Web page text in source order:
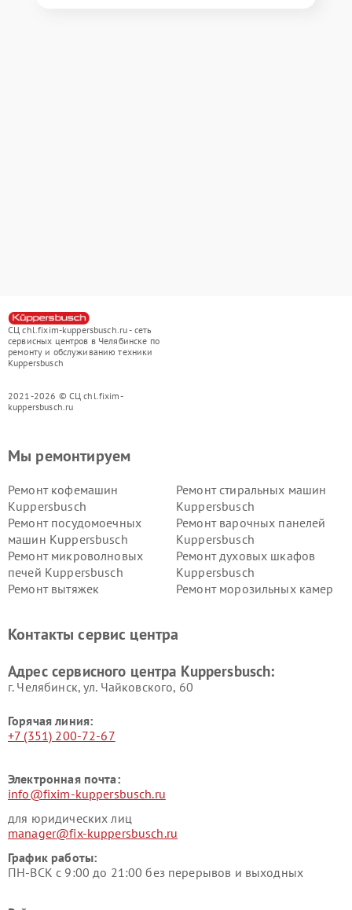
СЦ chl.fixim-kuppersbusch.ru - сеть
сервисных центров в Челябинске по
ремонту и обслуживанию техники
Kuppersbusch
2021-2026 © СЦ chl.fixim-
kuppersbusch.ru
Мы ремонтируем
Ремонт кофемашин
Kuppersbusch
Ремонт стиральных машин
Kuppersbusch
Ремонт посудомоечных
машин Kuppersbusch
Ремонт варочных панелей
Kuppersbusch
Ремонт микроволновых
печей Kuppersbusch
Ремонт духовых шкафов
Kuppersbusch
Ремонт вытяжек
Ремонт морозильных камер
Kuppersbusch
вакуумных упаковщиков
Ремонт сушильных машин Kuppersbusch
Контакты сервис центра
Адрес сервисного центра Kuppersbusch:
г. Челябинск, ул. Чайковского, 60
Горячая линия:
+7 (351) 200-72-67
Электронная почта:
info@fixim-kuppersbusch.ru
для юридических лиц
manager@fix-kuppersbusch.ru
График работы:
ПН-ВСК с 9:00 до 21:00 без перерывов и выходных